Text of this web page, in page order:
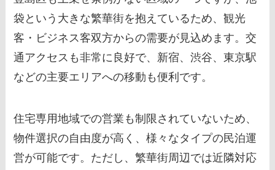
袋という大きな繁華街を抱えているため、観光
客・ビジネス客双方からの需要が見込めます。交
通アクセスも非常に良好で、新宿、渋谷、東京駅
などの主要エリアへの移動も便利です。
住宅専用地域での営業も制限されていないため、
物件選択の自由度が高く、様々なタイプの民泊運
営が可能です。ただし、繁華街周辺では近隣対応